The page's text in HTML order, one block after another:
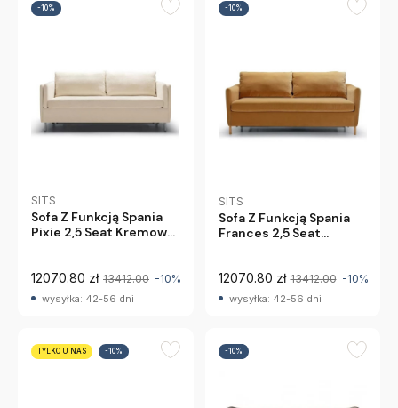
-10%
SITS
Sofa Z Funkcją Spania
Pixie 2,5 Seat Kremowa
12070.80 zł 13412.00 -10%
wysyłka: 42-56 dni
-10%
SITS
Sofa Z Funkcją Spania
Frances 2,5 Seat
12070.80 zł 13412.00 -10%
wysyłka: 42-56 dni
TYLKO U NAS -10% -10%